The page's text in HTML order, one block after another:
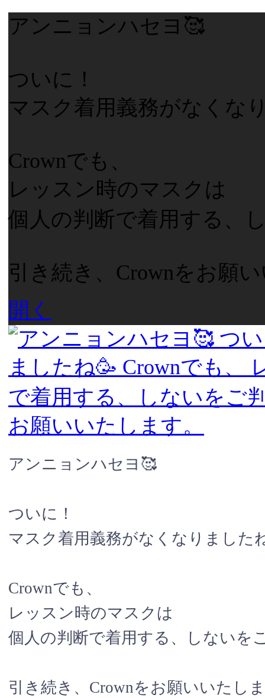
アンニョンハセヨ🥰
ついに！
マスク着用義務がなくな
Crownでも、
レッスン時のマスクは
個人の判断で着用する、
引き続き、Crownをお願
開く
アンニョンハセヨ🥰
ついに！
マスク着用義務がなくなりました
Crownでも、
レッスン時のマスクは
個人の判断で着用する、しないを
引き続き、Crownをお願いいたし